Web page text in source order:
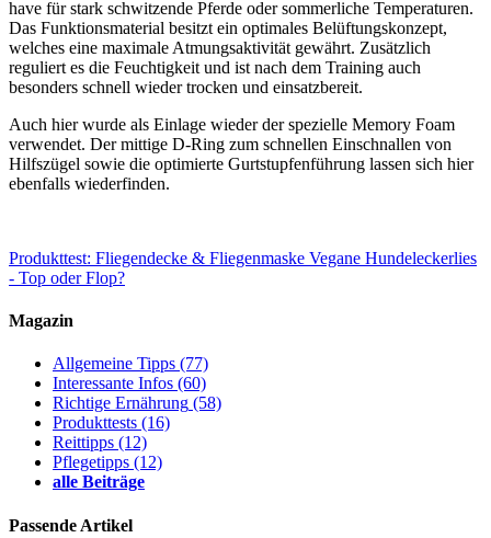
have für stark schwitzende Pferde oder sommerliche Temperaturen.
Das Funktionsmaterial besitzt ein optimales Belüftungskonzept,
welches eine maximale Atmungsaktivität gewährt. Zusätzlich
reguliert es die Feuchtigkeit und ist nach dem Training auch
besonders schnell wieder trocken und einsatzbereit.
Auch hier wurde als Einlage wieder der spezielle Memory Foam
verwendet. Der mittige D-Ring zum schnellen Einschnallen von
Hilfszügel sowie die optimierte Gurtstupfenführung lassen sich hier
ebenfalls wiederfinden.
Produkttest: Fliegendecke & Fliegenmaske Vegane Hundeleckerlies
- Top oder Flop?
Magazin
Allgemeine Tipps (77)
Interessante Infos (60)
Richtige Ernährung (58)
Produkttests (16)
Reittipps (12)
Pflegetipps (12)
alle Beiträge
Passende Artikel